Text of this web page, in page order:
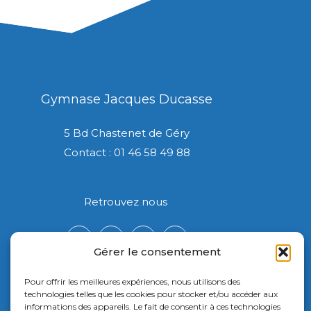
Gérer le consentement
Pour offrir les meilleures expériences, nous utilisons des
technologies telles que les cookies pour stocker et/ou accéder aux
informations des appareils. Le fait de consentir à ces technologies
Gymnase Jacques Ducasse
5 Bd Chastenet de Géry
Contact : 01 46 58 49 88
Retrouvez nous